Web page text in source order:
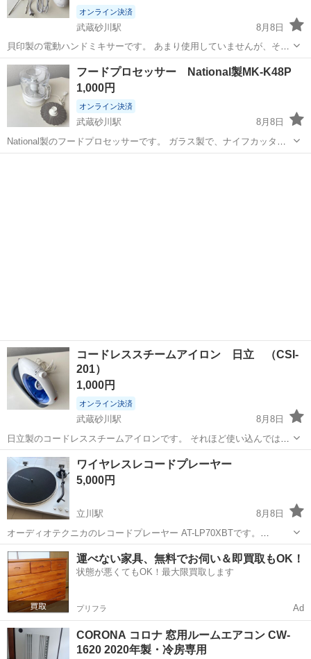
オンライン決済
武蔵砂川駅
8月8日
貝印製の電動ハンドミキサーです。 あまり使用していませんが、それ
なりに使用感はございます。 美品をお求めの方はご遠慮ください。 ◆
引き渡し可能時間帯 平日12～13時、土日10～18時 最寄り駅での引き
渡し...
東京 立川市 武蔵砂川駅 キッチン家電
フードプロセッサー National製MK-K48P
1,000円
オンライン決済
武蔵砂川駅
8月8日
National製のフードプロセッサーです。 ガラス製で、ナイフカッター
とおろし･とろろカッターがついています。 注意点 ・ナイフカッター
コードレススチームアイロン 日立 （CSI-
201）
1,000円
オンライン決済
武蔵砂川駅
8月8日
日立製のコードレススチームアイロンです。 それほど使い込んではお
りませんが、若干の使用感はございます。 スチーム用の水入れは１回
も使用しておりませんが、美品をお求めの方はご遠慮ください。 ◆引
き渡し可能時間...
東京 立川市 武蔵砂川駅 生活家電
ワイヤレスレコードプレーヤー
5,000円
立川駅
8月8日
オーディオテクニカのレコードプレーヤー AT-LP70XBTです。
Bluetoothでワイヤレス再生できます。有線も可能です。 付属品も全て
揃っております。 まだ新しいのですが、使用頻度が低いため引っ越し
に伴う整理の一環で...
東京 立川市 立川駅 オーディオ
運べない家具、無料でお伺い＆即買取もOK！
状態が悪くてもOK！最大限買取します
プリフラ Ad
CORONA コロナ 窓用ルームエアコン CW-
1620 2020年製・冷房専用